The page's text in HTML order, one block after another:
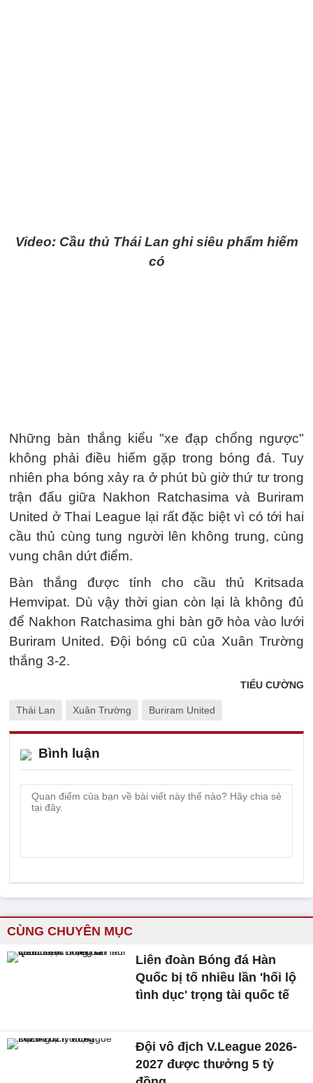
Video: Cầu thủ Thái Lan ghi siêu phẩm hiếm
có
Những bàn thắng kiểu "xe đạp chổng ngược"
không phải điều hiếm gặp trong bóng đá. Tuy
nhiên pha bóng xảy ra ở phút bù giờ thứ tư trong
trận đấu giữa Nakhon Ratchasima và Buriram
United ở Thai League lại rất đặc biệt vì có tới hai
cầu thủ cùng tung người lên không trung, cùng
vung chân dứt điểm.
Bàn thắng được tính cho cầu thủ Kritsada
Hemvipat. Dù vậy thời gian còn lại là không đủ
để Nakhon Ratchasima ghi bàn gỡ hòa vào lưới
Buriram United. Đội bóng cũ của Xuân Trường
thắng 3-2.
TIỂU CƯỜNG
Thái Lan Xuân Trường Buriram United
Bình luận
CÙNG CHUYÊN MỤC
Liên đoàn Bóng đá Hàn
Quốc bị tố nhiều lần 'hối lộ
tình dục' trọng tài quốc tế
Đội vô địch V.League 2026-
2027 được thưởng 5 tỷ